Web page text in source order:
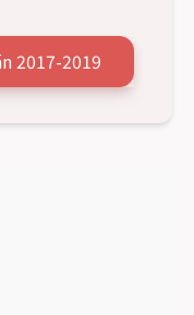
2017-2019